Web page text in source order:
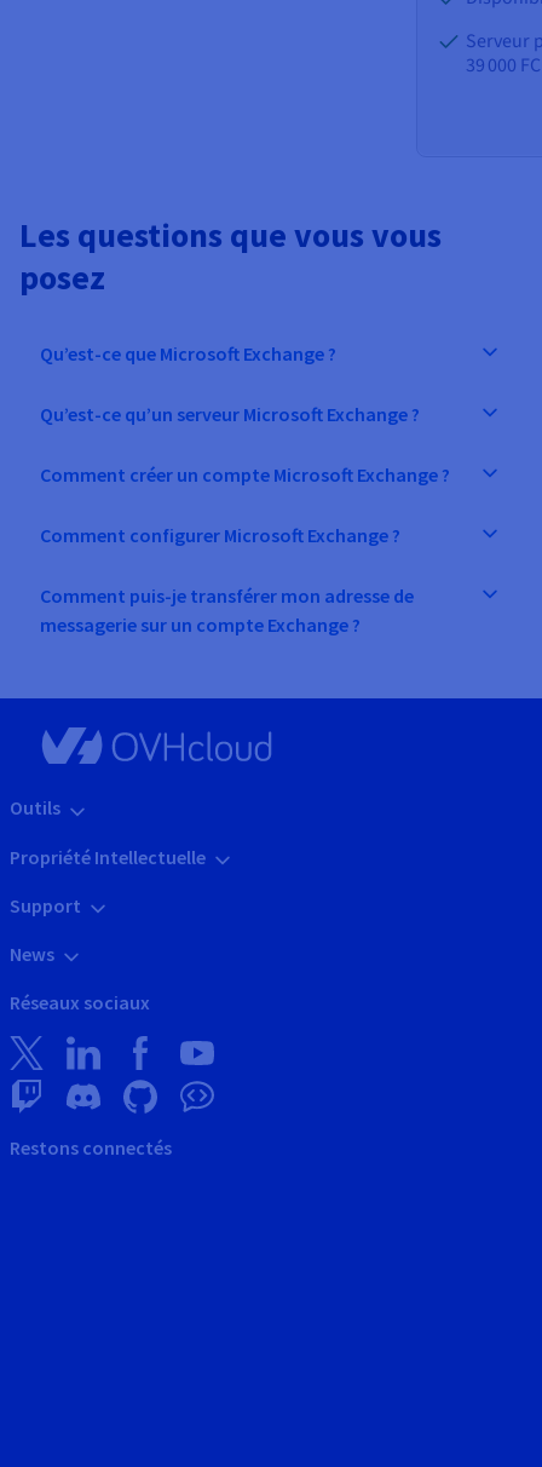
Serveur
39 000
Les questions que vous vous
posez
Qu’est-ce que Microsoft Exchange ?
Qu’est-ce qu’un serveur Microsoft Exchange ?
Comment créer un compte Microsoft Exchange ?
Comment configurer Microsoft Exchange ?
Comment puis-je transférer mon adresse de
messagerie sur un compte Exchange ?
Outils
Propriété Intellectuelle
Support
News
Réseaux sociaux
Restons connectés